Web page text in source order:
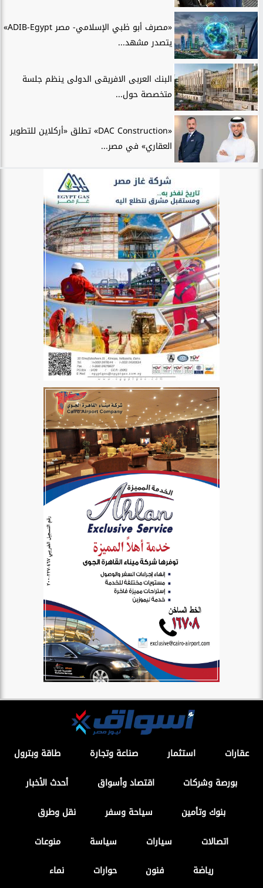
«مصرف أبو ظبي الإسلامي- مصر ADIB-Egypt»
يتصدر مشهد...
البنك العربى الافريقى الدولى ينظم جلسة
متخصصة حول...
«DAC Construction» تطلق «أركلاين للتطوير
العقاري» في مصر...
عقارات استثمار صناعة وتجارة
طاقة وبترول
بورصة وشركات
اقتصاد وأسواق
أحدث الأخبار
بنوك وتأمين
سياحة وسفر
نقل وطرق
اتصالات
سيارات سياسة
منوعات
رياضة
فنون حوارات نماء